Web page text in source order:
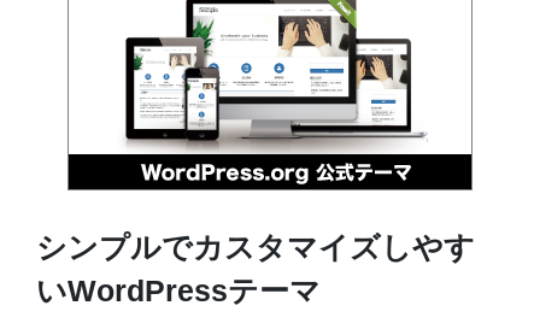
シンプルでカスタマイズしやす
いWordPressテーマ